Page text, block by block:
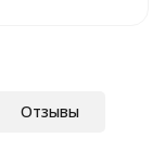
Отзывы